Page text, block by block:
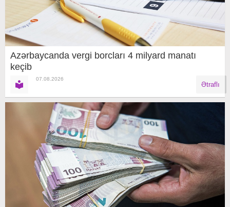
Azərbaycanda vergi borcları 4 milyard manatı
keçib
07.08.2026
Ətraflı